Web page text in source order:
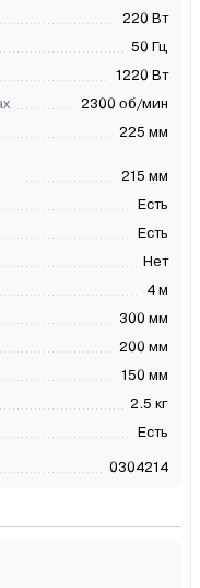
220 Вт
50 Гц
1220 Вт
2300 об/мин
225 мм
215 мм
Есть
Есть
Нет
4 м
300 мм
200 мм
150 мм
2.5 кг
Есть
0304214